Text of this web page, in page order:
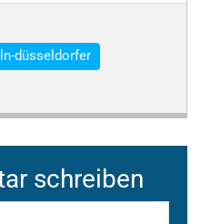
düsseldorfer
schreiben